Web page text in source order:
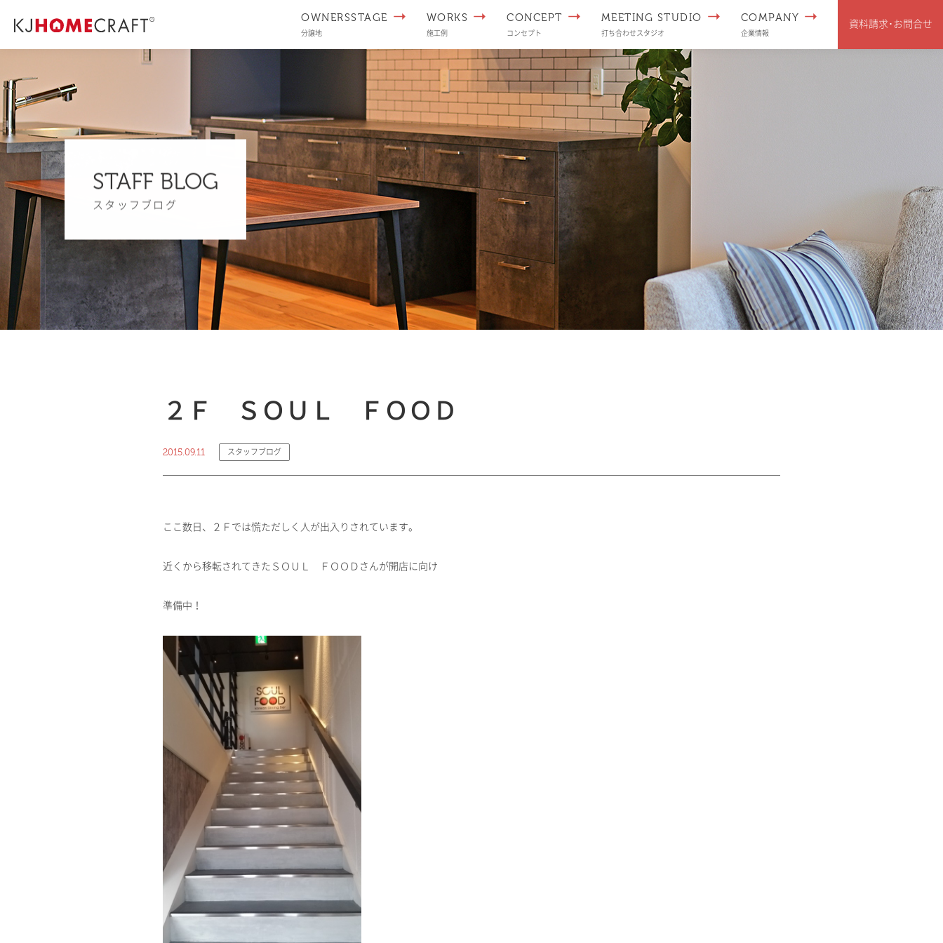
OWNERSSTAGE
分譲地
WORKS
施工例
CONCEPT
コンセプト
MEETING STUDIO
打ち合わせスタジオ
COMPANY
企業情報
資料請求･お問合せ
STAFF BLOG
スタッフブログ
２Ｆ ＳＯＵＬ ＦＯＯＤ
2015.09.11 スタッフブログ
ここ数日、２Ｆでは慌ただしく人が出入りされています。
近くから移転されてきたＳＯＵＬ ＦＯＯＤさんが開店に向け
準備中！